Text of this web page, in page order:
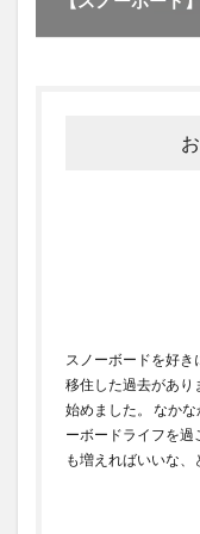
スノーボードを好
移住した過去があり
始めました。 なか
ーボードライフを過
も増えればいいな、